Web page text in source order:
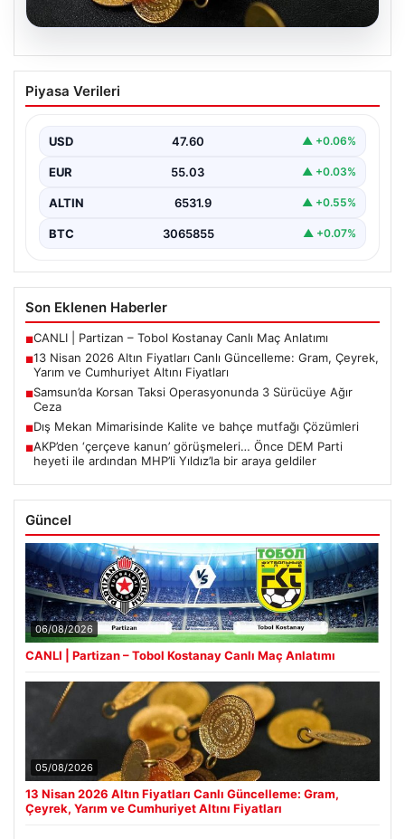
13 Nisan 2026 Altın Fiyatları Canlı
Güncelleme: Gram, Çeyrek, Yarım ve
Altın piyasalarda hafta başında tansiyon yükseldi. ABD
beklenen…
Piyasa Verileri
USD 47.60 ▲ +0.06%
EUR 55.03 ▲ +0.03%
ALTIN 6531.9 ▲ +0.55%
BTC 3065855 ▲ +0.07%
Son Eklenen Haberler
■CANLI | Partizan – Tobol Kostanay Canlı Maç Anlatımı
■13 Nisan 2026 Altın Fiyatları Canlı Güncelleme: Gram, Çeyrek,
Yarım ve Cumhuriyet Altını Fiyatları
■Samsun’da Korsan Taksi Operasyonunda 3 Sürücüye Ağır
Ceza
■Dış Mekan Mimarisinde Kalite ve bahçe mutfağı Çözümleri
■AKP’den ‘çerçeve kanun’ görüşmeleri… Önce DEM Parti
heyeti ile ardından MHP’li Yıldız’la bir araya geldiler
Güncel
06/08/2026
CANLI | Partizan – Tobol Kostanay Canlı Maç Anlatımı
05/08/2026
13 Nisan 2026 Altın Fiyatları Canlı Güncelleme: Gram,
Çeyrek, Yarım ve Cumhuriyet Altını Fiyatları